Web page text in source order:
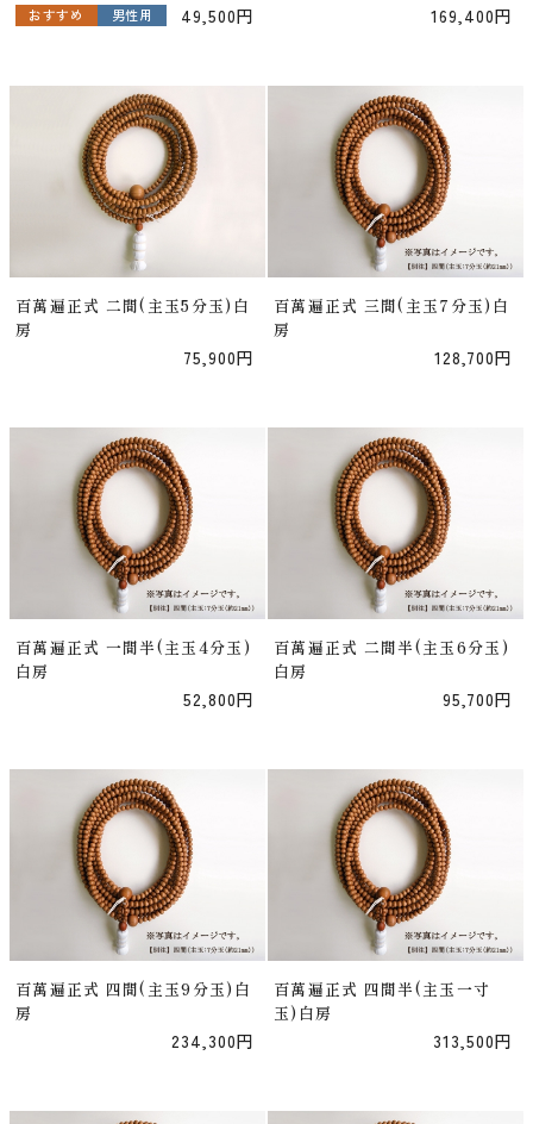
49,500円
おすすめ 男性用 169,400円
百萬遍正式 二間(主玉5分玉)白
房
75,900円
百萬遍正式 三間(主玉7分玉)白
房
128,700円
百萬遍正式 一間半(主玉4分玉)
白房
52,800円
百萬遍正式 二間半(主玉6分玉)
白房
95,700円
百萬遍正式 四間(主玉9分玉)白
房
234,300円
百萬遍正式 四間半(主玉一寸
玉)白房
313,500円